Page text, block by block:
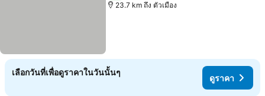
23.7 km ถึง ตัวเมือง
เลือกวันที่เพื่อดูราคาในวันนั้นๆ
ดูราคา